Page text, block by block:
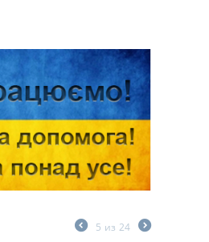
5 из 24